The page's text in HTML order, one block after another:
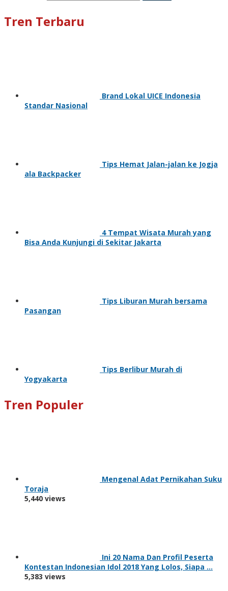
Tren Terbaru
Brand Lokal UICE Indonesia
Standar Nasional
Tips Hemat Jalan-jalan ke Jogja
ala Backpacker
4 Tempat Wisata Murah yang
Bisa Anda Kunjungi di Sekitar Jakarta
Tips Liburan Murah bersama
Pasangan
Tips Berlibur Murah di
Yogyakarta
Tren Populer
Mengenal Adat Pernikahan Suku
Toraja
5,440 views
Ini 20 Nama Dan Profil Peserta
Kontestan Indonesian Idol 2018 Yang Lolos, Siapa …
5,383 views